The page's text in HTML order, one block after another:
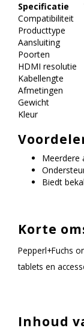
Specificatie
Compatibiliteit
Producttype
Aansluiting
Poorten
HDMI resolutie
Kabellengte
Afmetingen
Gewicht
Kleur
Meerdere
Biedt
Korte
Pepperl+Fuchs
tablets en
Inhoud